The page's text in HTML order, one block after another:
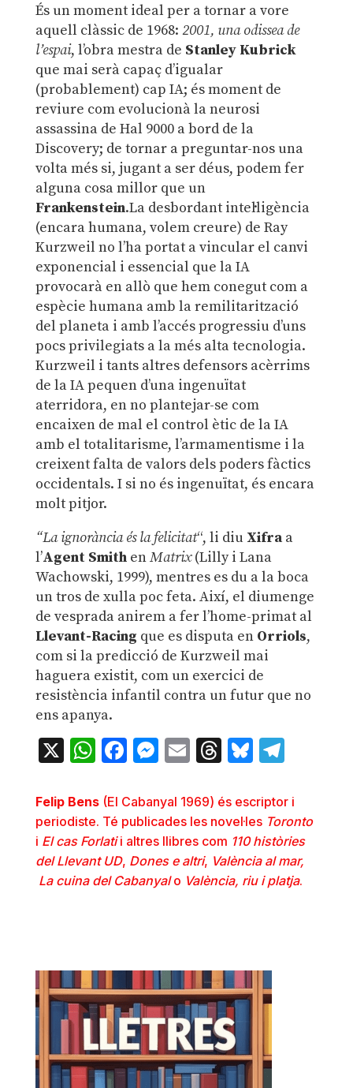
És un moment ideal per a tornar a vore
aquell clàssic de 1968: 2001, una odissea de
l’espai, l’obra mestra de Stanley Kubrick
que mai serà capaç d’igualar
(probablement) cap IA; és moment de
reviure com evolucionà la neurosi
assassina de Hal 9000 a bord de la
Discovery; de tornar a preguntar-nos una
volta més si, jugant a ser déus, podem fer
alguna cosa millor que un
Frankenstein.La desbordant intel·ligència
(encara humana, volem creure) de Ray
Kurzweil no l’ha portat a vincular el canvi
exponencial i essencial que la IA
provocarà en allò que hem conegut com a
espècie humana amb la remilitarització
del planeta i amb l’accés progressiu d’uns
pocs privilegiats a la més alta tecnologia.
Kurzweil i tants altres defensors acèrrims
de la IA pequen d’una ingenuïtat
aterridora, en no plantejar-se com
encaixen de mal el control ètic de la IA
amb el totalitarisme, l’armamentisme i la
creixent falta de valors dels poders fàctics
occidentals. I si no és ingenuïtat, és encara
molt pitjor.
“La ignorància és la felicitat“, li diu Xifraa
l’Agent SmithenMatrix(Lilly i Lana
Wachowski, 1999), mentres es du a la boca
un tros de xulla poc feta. Així, el diumenge
de vesprada anirem a fer l’home-primat al
Llevant-Racing que es disputa en Orriols,
com si la predicció de Kurzweil mai
haguera existit, com un exercici de
resistència infantil contra un futur que no
ens apanya.
X WhatsApp
Facebook
Messenger
EmailThreads
Bluesky
Felip Bens (El Cabanyal 1969) és escriptor i
periodiste. Té publicades les novel·les Toronto
i El cas Forlatii altres llibres com 110 històries
del Llevant UD, Dones e altri, València al mar,
La cuina del Cabanyalo València, riu i platja.